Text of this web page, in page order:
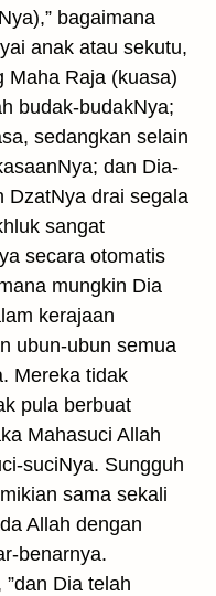
bagaimana
anak atau sekutu,
Maha Raja (kuasa)
budak-budakNya;
sedangkan selain
dan Dia-
DzatNya drai segala
sangat
secara otomatis
mungkin Dia
kerajaan
ubun-ubun semua
Mereka tidak
pula berbuat
Mahasuci Allah
suciNya. Sungguh
sama sekali
Allah dengan
benarnya.
Dia telah